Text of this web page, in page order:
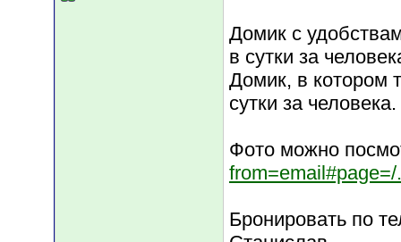
Домик с
в сутки за
Домик, в котором
сутки за человека.
Фото можно
Бронировать по